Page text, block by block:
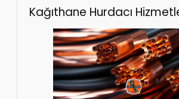
Kağıthane Hurdacı